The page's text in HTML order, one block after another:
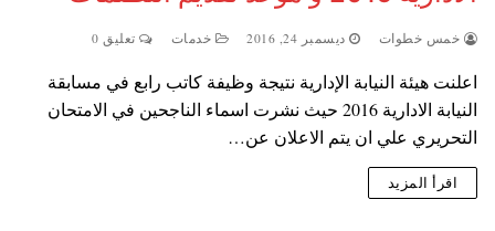
خمس خطوات ديسمبر 24, 2016 خدمات تعليق 0
اعلنت هيئة النيابة الإدارية نتيجة وظيفة كاتب رابع في مسابقة
النيابة الادارية 2016 حيث نشرت اسماء الناجحين في الامتحان
التحريري علي ان يتم الاعلان عن…
اقرأ المزيد